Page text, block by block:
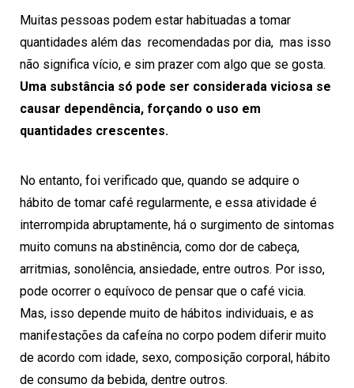
Muitas pessoas podem estar habituadas a tomar
quantidades além das recomendadas por dia, mas isso
não significa vício, e sim prazer com algo que se gosta.
Uma substância só pode ser considerada viciosa se
causar dependência, forçando o uso em
quantidades crescentes.
No entanto, foi verificado que, quando se adquire o
hábito de tomar café regularmente, e essa atividade é
interrompida abruptamente, há o surgimento de sintomas
muito comuns na abstinência, como dor de cabeça,
arritmias, sonolência, ansiedade, entre outros. Por isso,
pode ocorrer o equívoco de pensar que o café vicia.
Mas, isso depende muito de hábitos individuais, e as
manifestações da cafeína no corpo podem diferir muito
de acordo com idade, sexo, composição corporal, hábito
de consumo da bebida, dentre outros.